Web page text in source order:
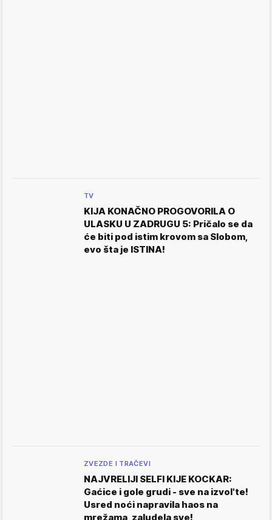
TV
KIJA KONAČNO PROGOVORILA O
ULASKU U ZADRUGU 5: Pričalo se da
će biti pod istim krovom sa Slobom,
evo šta je ISTINA!
ZVEZDE I TRAČEVI
NAJVRELIJI SELFI KIJE KOCKAR:
Gaćice i gole grudi - sve na izvol'te!
Usred noći napravila haos na
mrežama, zaludela sve!